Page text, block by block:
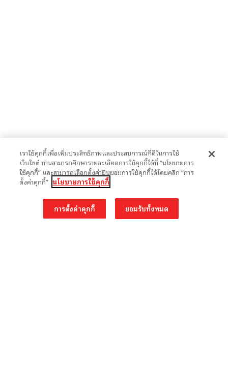
เราใช้คุกกี้เพื่อเพิ่มประสิทธิภาพและประสบการณ์ที่ดีในการใช้
เว็บไซต์ ท่านสามารถศึกษารายละเอียดการใช้คุกกี้ได้ที่ “นโยบายการ
ใช้คุกกี้” และสามารถเลือกตั้งค่ายินยอมการใช้คุกกี้ได้โดยคลิก “การ
ตั้งค่าคุกกี้” นโยบายการใช้คุกกี้
การตั้งค่าคุกกี้ ยอมรับทั้งหมด